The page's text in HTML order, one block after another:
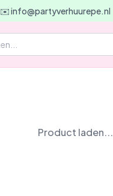
✉️ info@partyverhuurepe.nl
Product laden...